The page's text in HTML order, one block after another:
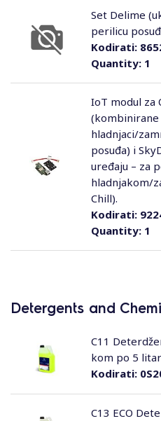
Quantity:1
Kodirati:
Set Delime
perilicu
Quantity:1
Kodirati:
IoT modul za
(kombinirane
hladnjaci/
posuđa) i
uređaju – za
hladnjakom/
Chill).
Detergents and
Kodirati:
C11
kom po 5
C13 ECO